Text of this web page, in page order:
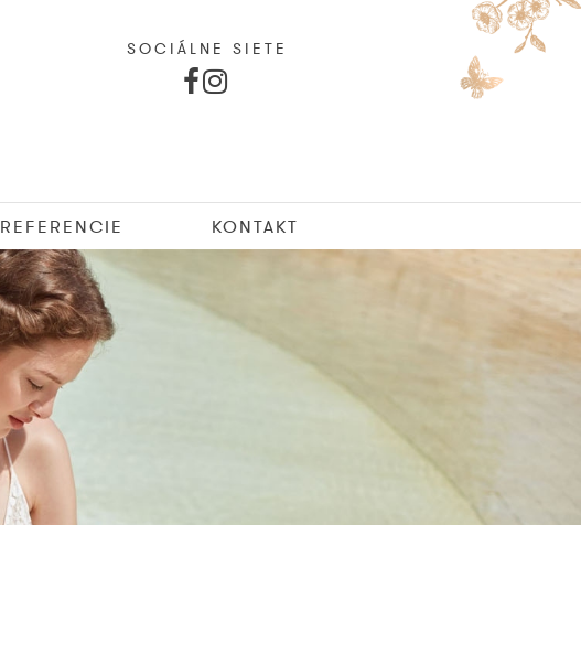
SOCIÁLNE SIETE
REFERENCIE KONTAKT